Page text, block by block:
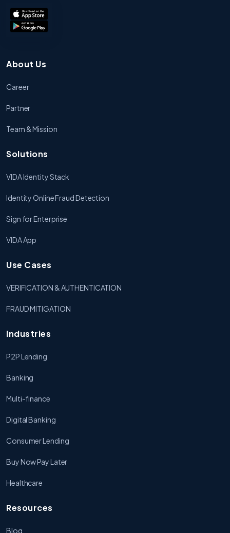
About Us
Career
Partner
Team & Mission
Solutions
VIDA Identity Stack
Identity Online Fraud Detection
Sign for Enterprise
VIDA App
Use Cases
VERIFICATION & AUTHENTICATION
FRAUD MITIGATION
Industries
P2P Lending
Banking
Multi-finance
Digital Banking
Consumer Lending
Buy Now Pay Later
Healthcare
Resources
Blog